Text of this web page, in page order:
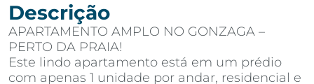
Descrição
APARTAMENTO AMPLO NO GONZAGA –
PERTO DA PRAIA!
Este lindo apartamento está em um prédio
com apenas 1 unidade por andar, residencial e